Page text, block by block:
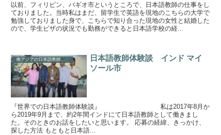
以前、フィリピン、バギオ市というところで、日本語教師の仕事をし
ておりました。当時私はまだ、留学生で英語を現地のこちらの大学で
勉強しておりました身で、こちらで知り合った現地の女性と結婚した
ので、学生ビザの状況でも勤務ができると日本語学校の経...
南アジアの日本語教師体験談
日本語教師体験談 インド マイ
ソール市
『世界での日本語教師体験談』 私は2017年8月か
ら2019年9月まで、約2年間インドにて日本語教師として働きまし
た。そのときのお話をしたいと思います。 応募の経緯、きっかけ、
探した方法 もともと日本語...